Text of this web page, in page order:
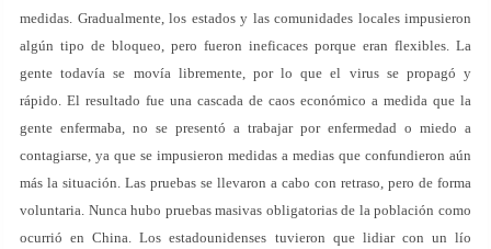
medidas. Gradualmente, los estados y las comunidades locales impusieron
algún tipo de bloqueo, pero fueron ineficaces porque eran flexibles. La
gente todavía se movía libremente, por lo que el virus se propagó y
rápido. El resultado fue una cascada de caos económico a medida que la
gente enfermaba, no se presentó a trabajar por enfermedad o miedo a
contagiarse, ya que se impusieron medidas a medias que confundieron aún
más la situación. Las pruebas se llevaron a cabo con retraso, pero de forma
voluntaria. Nunca hubo pruebas masivas obligatorias de la población como
ocurrió en China. Los estadounidenses tuvieron que lidiar con un lío